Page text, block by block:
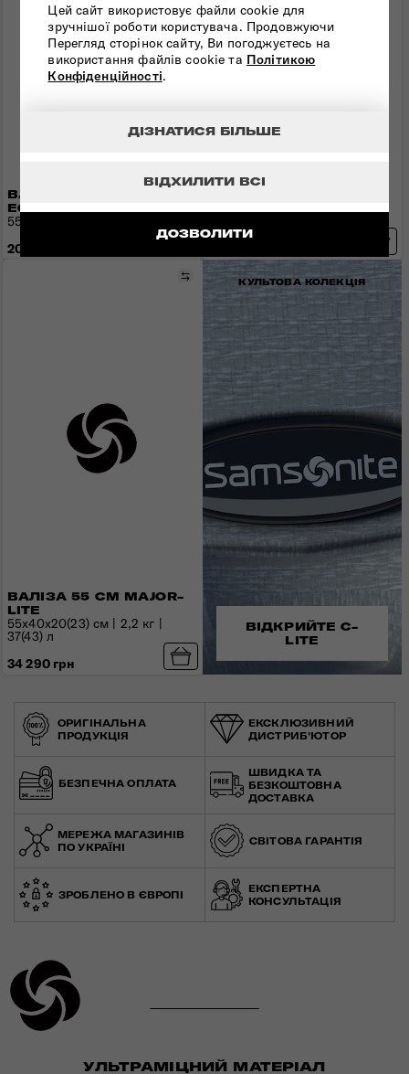
Цей сайт використовує файли cookie для
зручнішої роботи користувача. Продовжуючи
Перегляд сторінок сайту, Ви погоджуєтесь на
використання файлів cookie та Політикою
Конфіденційності.
ДОЗВОЛИТИ
ВІДХИЛИТИ ВСІ
ДІЗНАТИСЯ БІЛЬШЕ
ВАЛІЗА 55 СМ
ECODIVER
55x40x23 см | 2,7 кг | 50 л
20 480 грн
55x40x20(23) см | 2,2 кг |
20 118 грн
ВАЛІЗА 55 СМ MAJOR-
LITE
Порівняти
55x40x20(23) см | 2,2 кг |
37(43) л
34 290 грн
КУЛЬТОВА КОЛЕКЦІЯ
ВІДКРИЙТЕ C-
LITE
ОРИГІНАЛЬНА
ПРОДУКЦІЯ
ЕКСКЛЮЗИВНИЙ
ДИСТРИБ'ЮТОР
БЕЗПЕЧНА ОПЛАТА
ШВИДКА ТА
БЕЗКОШТОВНА
ДОСТАВКА
МЕРЕЖА МАГАЗИНІВ
ПО УКРАЇНІ
СВІТОВА ГАРАНТІЯ
ЗРОБЛЕНО В ЄВРОПІ
ЕКСПЕРТНА
КОНСУЛЬТАЦІЯ
УЛЬТРАМІЦНИЙ МАТЕРІАЛ